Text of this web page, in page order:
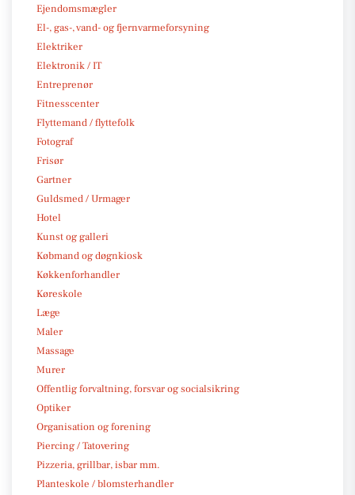
Ejendomsmægler
El-, gas-, vand- og fjernvarmeforsyning
Elektriker
Elektronik / IT
Entreprenør
Fitnesscenter
Flyttemand / flyttefolk
Fotograf
Frisør
Gartner
Guldsmed / Urmager
Hotel
Kunst og galleri
Købmand og døgnkiosk
Køkkenforhandler
Køreskole
Læge
Maler
Massage
Murer
Offentlig forvaltning, forsvar og socialsikring
Optiker
Organisation og forening
Piercing / Tatovering
Pizzeria, grillbar, isbar mm.
Planteskole / blomsterhandler